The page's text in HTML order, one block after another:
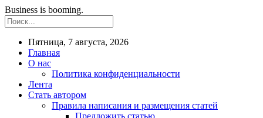
Business is booming.
Пятница, 7 августа, 2026
Главная
О нас
Политика конфиденциальности
Лента
Стать автором
Правила написания и размещения статей
Предложить статью